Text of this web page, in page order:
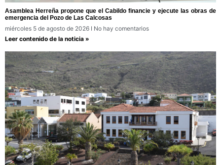
Asamblea Herreña propone que el Cabildo financie y ejecute las obras de
emergencia del Pozo de Las Calcosas
miércoles 5 de agosto de 2026
No hay comentarios
Leer contenido de la noticia »